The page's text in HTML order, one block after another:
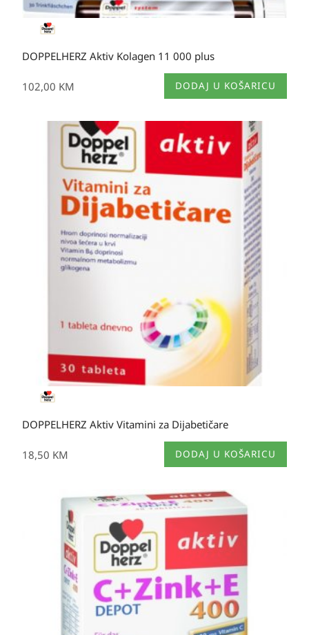
DOPPELHERZ Aktiv Kolagen 11 000 plus
102,00 KM DODAJ U KOŠARICU
DOPPELHERZ Aktiv Vitamini za Dijabetičare
18,50 KM DODAJ U KOŠARICU